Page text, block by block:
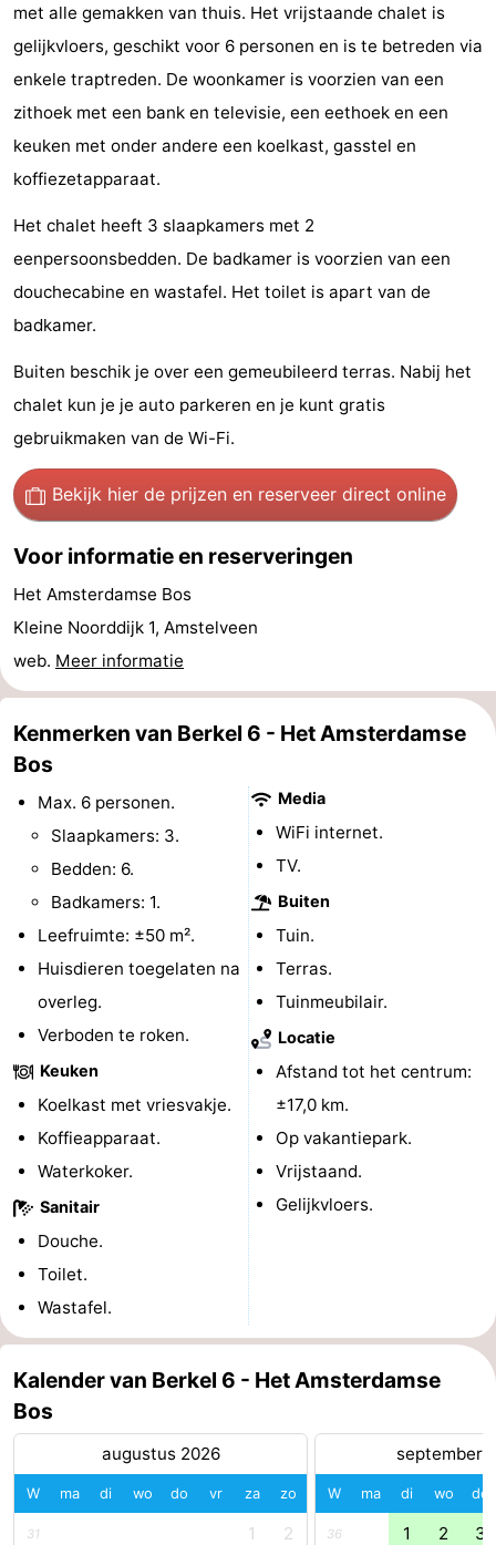
-
Fietsen
-
Wandelen
Amusement
Nachtleven
Eten
en
drinken
Winkelen
-
Warenhuizen
Evenementen
Uitgelicht
Coffeeshops
Homohoofdstad
Rosse
buurt
Geschiedenis
Pleinen
het
en
Stadsdelen
-
Noord-
Holland
-
Zuid-
Holland
Praktisch
Forum
Reisboekenwinkel
Openbaar
vervoer
Route
Centraal
Station
Schiphol
Eindhoven
met alle gemakken van thuis. Het vrijstaande chalet is
gelijkvloers, geschikt voor 6 personen en is te betreden via
enkele traptreden. De woonkamer is voorzien van een
zithoek met een bank en televisie, een eethoek en een
keuken met onder andere een koelkast, gasstel en
koffiezetapparaat.
Het chalet heeft 3 slaapkamers met 2
eenpersoonsbedden. De badkamer is voorzien van een
douchecabine en wastafel. Het toilet is apart van de
badkamer.
Buiten beschik je over een gemeubileerd terras. Nabij het
chalet kun je je auto parkeren en je kunt gratis
gebruikmaken van de Wi-Fi.
Bekijk hier de prijzen en reserveer direct online
Voor informatie en reserveringen
Het Amsterdamse Bos
Kleine Noorddijk 1, Amstelveen
web. Meer informatie
Kenmerken van Berkel 6 - Het Amsterdamse
Bos
Max. 6 personen.
Slaapkamers: 3.
Bedden: 6.
Badkamers: 1.
Leefruimte: ±50 m².
Huisdieren toegelaten na
overleg.
Verboden te roken.
Keuken
Koelkast met vriesvakje.
Koffieapparaat.
Waterkoker.
Sanitair
Douche.
Toilet.
Wastafel.
Media
WiFi internet.
TV.
Buiten
Tuin.
Terras.
Tuinmeubilair.
Locatie
Afstand tot het centrum:
±17,0 km.
Op vakantiepark.
Vrijstaand.
Gelijkvloers.
Kalender van Berkel 6 - Het Amsterdamse
Bos
augustus 2026
W ma di wo do vr za zo
31 1 2
september
W ma di wo do
36 1 2 3